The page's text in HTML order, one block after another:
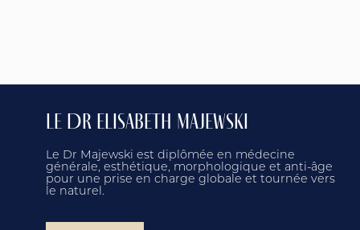
LE DR ELISABETH MAJEWSKI
Le Dr Majewski est diplômée en médecine
générale, esthétique, morphologique et anti-âge
pour une prise en charge globale et tournée vers
le naturel.